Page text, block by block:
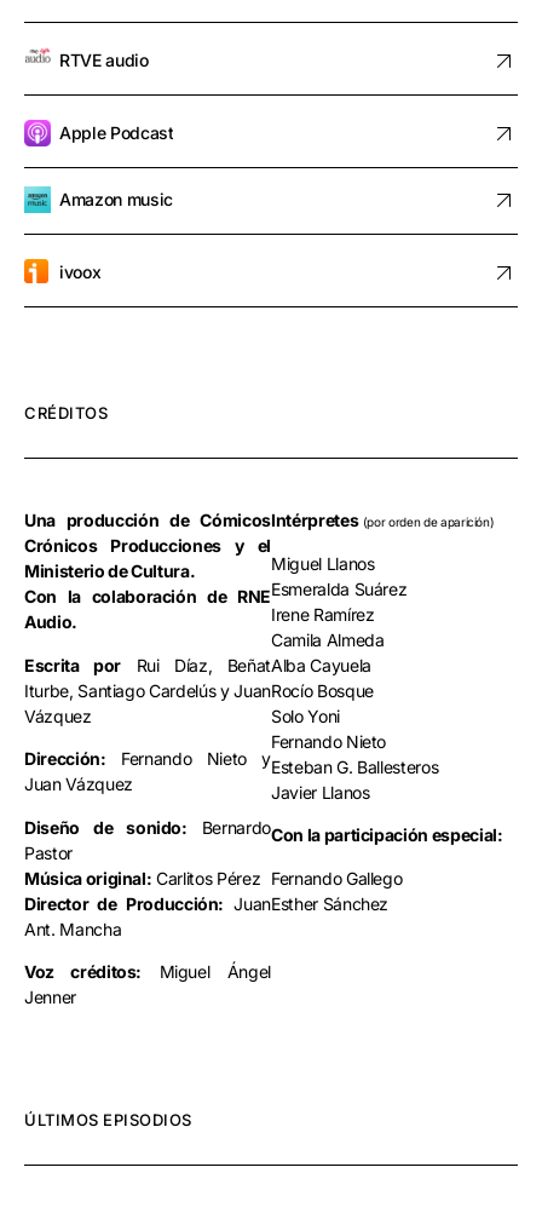
RTVE audio
Apple Podcast
Amazon music
ivoox
CRÉDITOS
Una producción de Cómicos
Crónicos
Producciones y
el
MinisteriodeCultura.
Con la colaboración de RNE
Audio.
Escrita por Rui Díaz, Beñat
Iturbe, Santiago Cardelús y Juan
Vázquez
Dirección: Fernando Nieto y
Juan Vázquez
Diseño de sonido: Bernardo
Pastor
Música original: Carlitos Pérez
Director de Producción: Juan
Ant. Mancha
Voz créditos: Miguel Ángel
Jenner
Intérpretes (por orden de aparición)
Miguel Llanos
Esmeralda Suárez
Irene Ramírez
Camila Almeda
Alba Cayuela
Rocío Bosque
Solo Yoni
Fernando Nieto
Esteban G. Ballesteros
Javier Llanos
Con la participación especial:
Fernando Gallego
Esther Sánchez
ÚLTIMOS EPISODIOS